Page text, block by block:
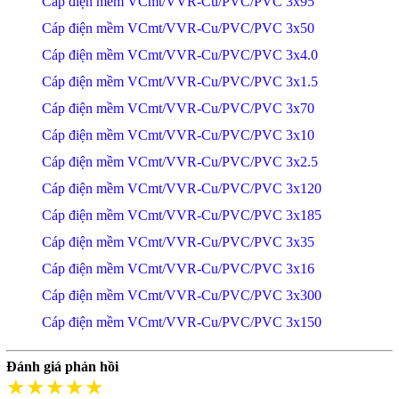
Cáp điện mềm VCmt/VVR-Cu/PVC/PVC 3x50
Cáp điện mềm VCmt/VVR-Cu/PVC/PVC 3x4.0
Cáp điện mềm VCmt/VVR-Cu/PVC/PVC 3x1.5
Cáp điện mềm VCmt/VVR-Cu/PVC/PVC 3x70
Cáp điện mềm VCmt/VVR-Cu/PVC/PVC 3x10
Cáp điện mềm VCmt/VVR-Cu/PVC/PVC 3x2.5
Cáp điện mềm VCmt/VVR-Cu/PVC/PVC 3x120
Cáp điện mềm VCmt/VVR-Cu/PVC/PVC 3x185
Cáp điện mềm VCmt/VVR-Cu/PVC/PVC 3x35
Cáp điện mềm VCmt/VVR-Cu/PVC/PVC 3x16
Cáp điện mềm VCmt/VVR-Cu/PVC/PVC 3x300
Cáp điện mềm VCmt/VVR-Cu/PVC/PVC 3x150
Đánh giá phản hồi
★★★★★